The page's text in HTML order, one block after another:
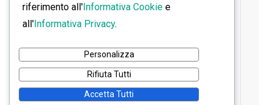
riferimento all'Informativa Cookie e
all'Informativa Privacy.
Personalizza
Rifiuta Tutti
Accetta Tutti